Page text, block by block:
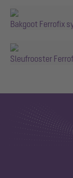
Bakgoot Ferrofix
Sleufrooster